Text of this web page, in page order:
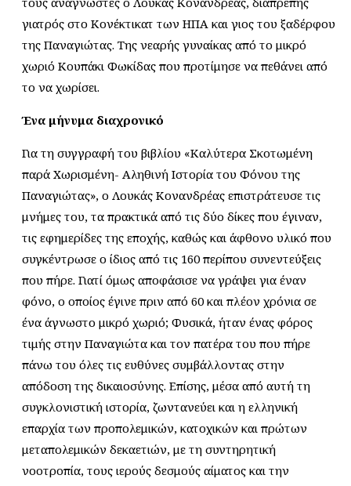
γιατρός στο Κονέκτικατ των ΗΠΑ και γιος του ξαδέρφου
της Παναγιώτας. Της νεαρής γυναίκας από το μικρό
χωριό Κουπάκι Φωκίδας που προτίμησε να πεθάνει από
το να χωρίσει.
Ένα μήνυμα διαχρονικό
Για τη συγγραφή του βιβλίου «Καλύτερα Σκοτωμένη
παρά Χωρισμένη- Αληθινή Ιστορία του Φόνου της
Παναγιώτας», ο Λουκάς Κονανδρέας επιστράτευσε τις
μνήμες του, τα πρακτικά από τις δύο δίκες που έγιναν,
τις εφημερίδες της εποχής, καθώς και άφθονο υλικό που
συγκέντρωσε ο ίδιος από τις 160 περίπου συνεντεύξεις
που πήρε. Γιατί όμως αποφάσισε να γράψει για έναν
φόνο, ο οποίος έγινε πριν από 60 και πλέον χρόνια σε
ένα άγνωστο μικρό χωριό; Φυσικά, ήταν ένας φόρος
τιμής στην Παναγιώτα και τον πατέρα του που πήρε
πάνω του όλες τις ευθύνες συμβάλλοντας στην
απόδοση της δικαιοσύνης. Επίσης, μέσα από αυτή τη
συγκλονιστική ιστορία, ζωντανεύει και η ελληνική
επαρχία των προπολεμικών, κατοχικών και πρώτων
μεταπολεμικών δεκαετιών, με τη συντηρητική
νοοτροπία, τους ιερούς δεσμούς αίματος και την